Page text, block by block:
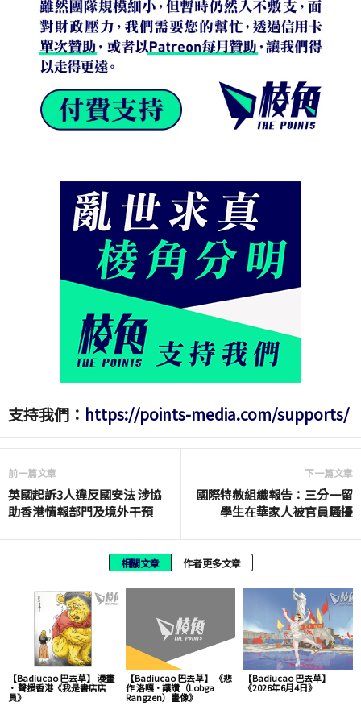
支持我們： https://points-media.com/supports/
前一篇文章
英國起訴3人違反國安法 涉協
助香港情報部門及境外干預
下一篇文章
國際特赦組織報告：三分一留
學生在華家人被官員騷擾
相關文章 作者更多文章
【Badiucao 巴丟草】 漫畫
· 聲援香港《我是書店店
員》
【Badiucao 巴丟草】 《悲
作 洛嘎·讓讚（Lobga
Rangzen）畫像》
【Badiucao 巴丟草】
《2026年6月4日》